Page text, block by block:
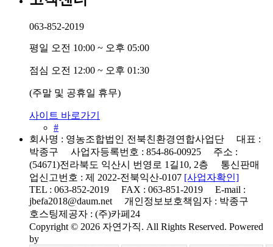
063-852-2019
평일 오전 10:00 ~ 오후 05:00
점심 오전 12:00 ~ 오후 01:30
(주말 및 공휴일 휴무)
사이트 바로가기
#
회사명 : 영농조합법인 전북친환경연합사업단 대표 :
박종구
사업자등록번호 : 854-86-00925
주소 :
(54671)전라북도 익산시 번영로 1길10, 2층
통신판매
업신고번호 : 제 2022-전북익산-0107 [사업자확인]
TEL : 063-852-2019 FAX : 063-851-2019
E-mail :
jbefa2018@daum.net
개인정보보호책임자 : 박종구
호스팅제공자 : (주)카페24
Copyright © 2026 자연가직. All Rights Reserved. Powered
by